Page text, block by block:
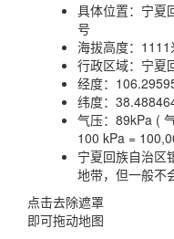
具体位置： 宁夏
号
海拔高度： 1111
行政区域： 宁夏
经度：
纬度：
气压： 89kPa (
100 kPa =
宁夏回族自治区
地带，但一般不
点击去除遮罩
即可拖动地图